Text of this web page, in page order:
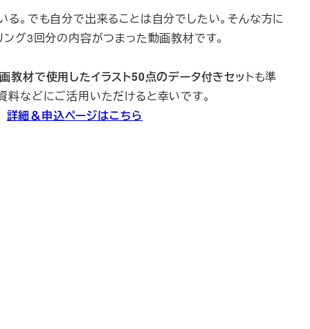
る。でも自分で出来ることは自分でしたい。そんな方に
ング3回分の内容がつまった動画教材です。
教材で使用したイラスト50点のデータ付きセッ トも準
料などにご活用いただけると幸いです。
詳細＆申込ページはこちら